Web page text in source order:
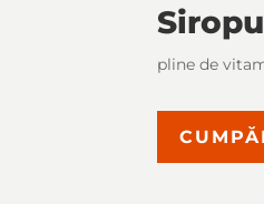
pline de